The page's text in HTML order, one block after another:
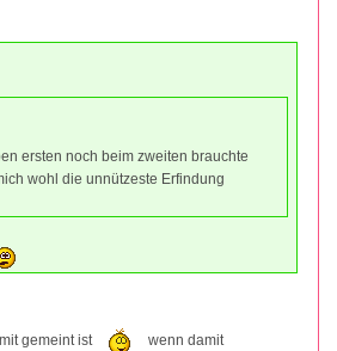
ersten noch beim zweiten brauchte
wohl die unnützeste Erfindung
gemeint ist
wenn damit